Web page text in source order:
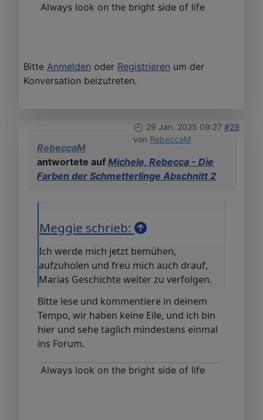
Always look on the bright side of life
Bitte Anmelden oder Registrieren um der
Konversation beizutreten.
29 Jan. 2025 09:27 #29
von RebeccaM
RebeccaM
antwortete auf Michele, Rebecca - Die
Farben der Schmetterlinge Abschnitt 2
Meggie schrieb:
Ich werde mich jetzt bemühen,
aufzuholen und freu mich auch drauf,
Marias Geschichte weiter zu verfolgen.
Bitte lese und kommentiere in deinem
Tempo, wir haben keine Eile, und ich bin
hier und sehe täglich mindestens einmal
ins Forum.
Always look on the bright side of life